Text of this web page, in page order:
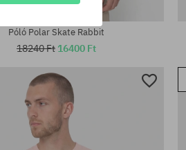
Póló Polar Skate Rabbit
18240 Ft 16400 Ft